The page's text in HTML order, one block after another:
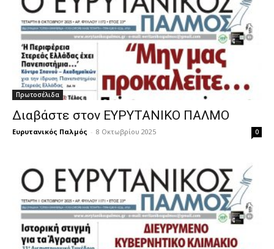
Πρωτοσέλιδα
Διαβάστε στον ΕΥΡΥΤΑΝΙΚΟ ΠΑΛΜΟ
Ευρυτανικός Παλμός - 8 Οκτωβρίου 2025 0